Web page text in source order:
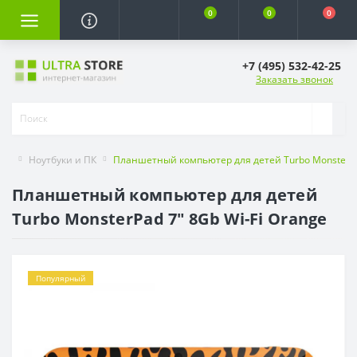
0 0 0
+7 (495) 532-42-25
Заказать звонок
Ноутбуки и ПК Планшетный компьютер для детей Turbo
Планшетный компьютер для детей
Turbo MonsterPad 7" 8Gb Wi-Fi Orange
Популярный